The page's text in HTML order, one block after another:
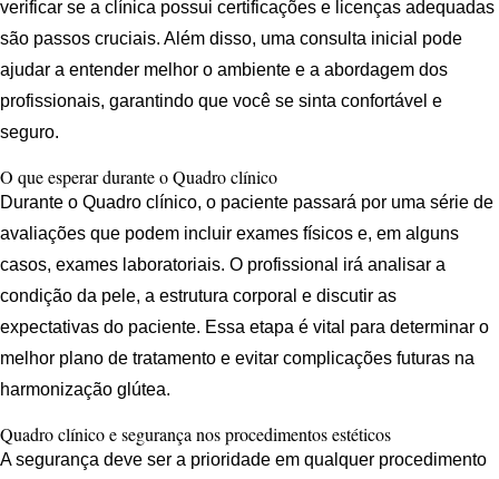
verificar se a clínica possui certificações e licenças adequadas
são passos cruciais. Além disso, uma consulta inicial pode
ajudar a entender melhor o ambiente e a abordagem dos
profissionais, garantindo que você se sinta confortável e
seguro.
O que esperar durante o Quadro clínico
Durante o Quadro clínico, o paciente passará por uma série de
avaliações que podem incluir exames físicos e, em alguns
casos, exames laboratoriais. O profissional irá analisar a
condição da pele, a estrutura corporal e discutir as
expectativas do paciente. Essa etapa é vital para determinar o
melhor plano de tratamento e evitar complicações futuras na
harmonização glútea.
Quadro clínico e segurança nos procedimentos estéticos
A segurança deve ser a prioridade em qualquer procedimento